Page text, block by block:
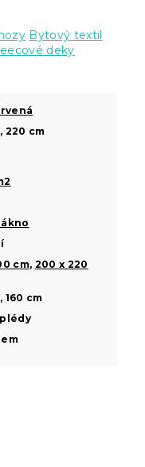
Bytový textil
deky
220 cm
cm, 200 x 220
160 cm